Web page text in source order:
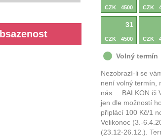
CZK 4500 CZK
31
CZK 4500 CZK
Volný termín
Nezobrazí-li se
není volný termín,
nás ... BALKON či
jen dle možností
připlácí 100 Kč/1
Velikonoc (3.-
(23.12-26.12.).